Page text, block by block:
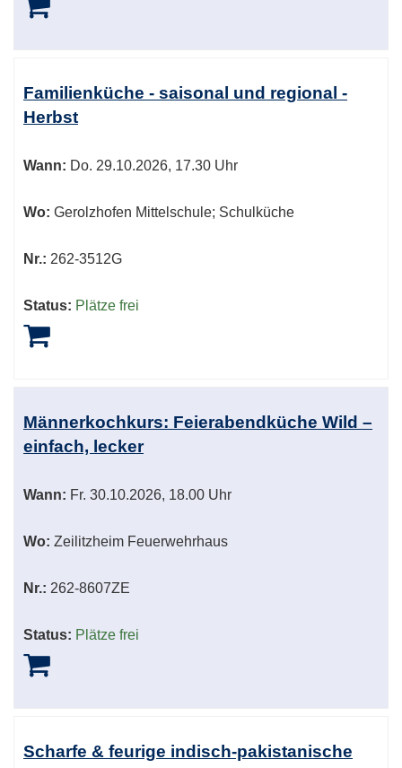
Familienküche - saisonal und regional -
Herbst
Wann: Do. 29.10.2026, 17.30 Uhr
Wo: Gerolzhofen Mittelschule; Schulküche
Nr.: 262-3512G
Status: Plätze frei
Männerkochkurs: Feierabendküche Wild –
einfach, lecker
Wann: Fr. 30.10.2026, 18.00 Uhr
Wo: Zeilitzheim Feuerwehrhaus
Nr.: 262-8607ZE
Status: Plätze frei
Scharfe & feurige indisch-pakistanische